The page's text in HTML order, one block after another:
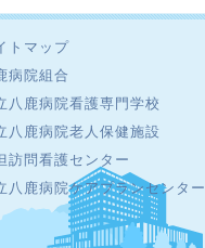
トマップ
病院組合
八鹿病院看護専門学校
八鹿病院老人保健施設
訪問看護センター
八鹿病院ケアプランセンター